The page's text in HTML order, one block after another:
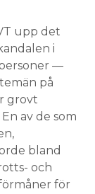
upp det
i
—
på
grovt
av de som
bland
och
för